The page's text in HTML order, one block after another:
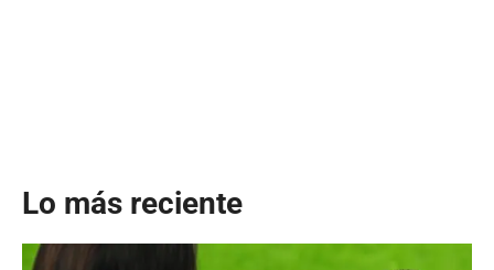
Lo más reciente